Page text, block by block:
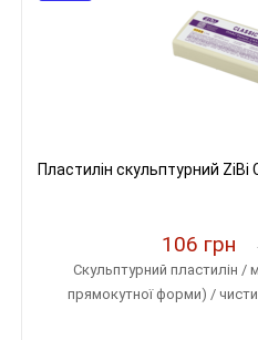
Пластилін скульптурний ZiBi
106 грн
Скульптурний пластилін /
прямокутної форми) /